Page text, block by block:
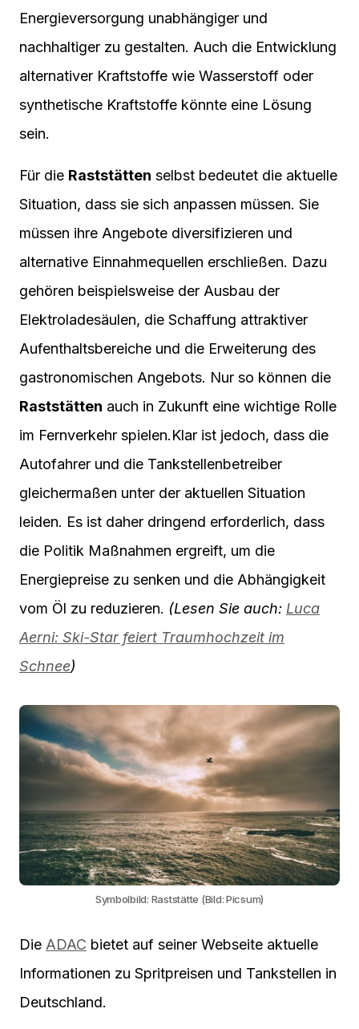
Energieversorgung unabhängiger und
nachhaltiger zu gestalten. Auch die Entwicklung
alternativer Kraftstoffe wie Wasserstoff oder
synthetische Kraftstoffe könnte eine Lösung
sein.
Für die Raststätten selbst bedeutet die aktuelle
Situation, dass sie sich anpassen müssen. Sie
müssen ihre Angebote diversifizieren und
alternative Einnahmequellen erschließen. Dazu
gehören beispielsweise der Ausbau der
Elektroladesäulen, die Schaffung attraktiver
Aufenthaltsbereiche und die Erweiterung des
gastronomischen Angebots. Nur so können die
Raststätten auch in Zukunft eine wichtige Rolle
im Fernverkehr spielen.Klar ist jedoch, dass die
Autofahrer und die Tankstellenbetreiber
gleichermaßen unter der aktuellen Situation
leiden. Es ist daher dringend erforderlich, dass
die Politik Maßnahmen ergreift, um die
Energiepreise zu senken und die Abhängigkeit
vom Öl zu reduzieren. (Lesen Sie auch: Luca
Aerni: Ski-Star feiert Traumhochzeit im
Schnee)
Symbolbild: Raststätte (Bild: Picsum)
Die ADAC bietet auf seiner Webseite aktuelle
Informationen zu Spritpreisen und Tankstellen in
Deutschland.